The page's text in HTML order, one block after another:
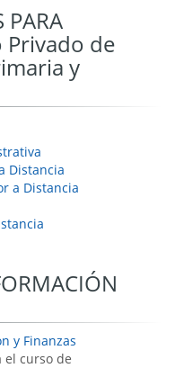
PARA
Privado de
y
Distancia
a Distancia
y Finanzas
el curso de